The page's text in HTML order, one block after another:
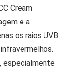
Cream
é a
os raios UVB
especialmente